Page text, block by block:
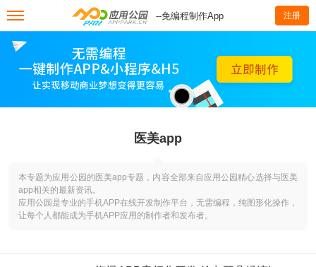
--免编程制作App 注册
医美app
本专题为应用公园的医美app专题，内容全部来自应用公园精心选择与医美
app相关的最新资讯。
应用公园是专业的手机APP在线开发制作平台，无需编程，纯图形化操作，
让每个人都能成为手机APP应用的制作者和发布者。